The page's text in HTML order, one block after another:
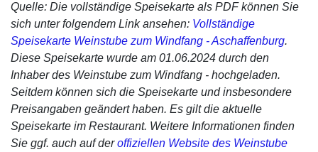
Quelle: Die vollständige Speisekarte als PDF können Sie
sich unter folgendem Link ansehen: Vollständige
Speisekarte Weinstube zum Windfang - Aschaffenburg.
Diese Speisekarte wurde am 01.06.2024 durch den
Inhaber des Weinstube zum Windfang - hochgeladen.
Seitdem können sich die Speisekarte und insbesondere
Preisangaben geändert haben. Es gilt die aktuelle
Speisekarte im Restaurant. Weitere Informationen finden
Sie ggf. auch auf deroffiziellen Website des Weinstube